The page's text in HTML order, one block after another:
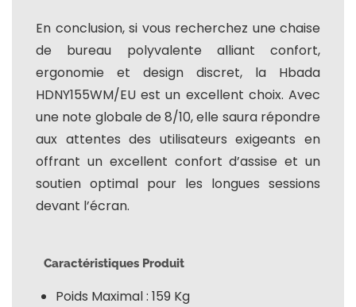
En conclusion, si vous recherchez une chaise
de bureau polyvalente alliant confort,
ergonomie et design discret, la Hbada
HDNY155WM/EU est un excellent choix. Avec
une note globale de 8/10, elle saura répondre
aux attentes des utilisateurs exigeants en
offrant un excellent confort d’assise et un
soutien optimal pour les longues sessions
devant l’écran.
Caractéristiques Produit
Poids Maximal : 159 Kg